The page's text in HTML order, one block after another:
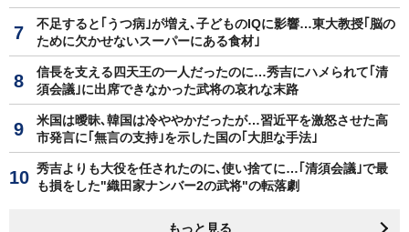
不足すると｢うつ病｣が増え､子どものIQに影響…東大教授｢脳の
ために欠かせないスーパーにある食材｣
信長を支える四天王の一人だったのに…秀吉にハメられて｢清
須会議｣に出席できなかった武将の哀れな末路
米国は曖昧､韓国は冷ややかだったが…習近平を激怒させた高
市発言に｢無言の支持｣を示した国の｢大胆な手法｣
秀吉よりも大役を任されたのに､使い捨てに…｢清須会議｣で最
も損をした"織田家ナンバー2の武将"の転落劇
もっと見る